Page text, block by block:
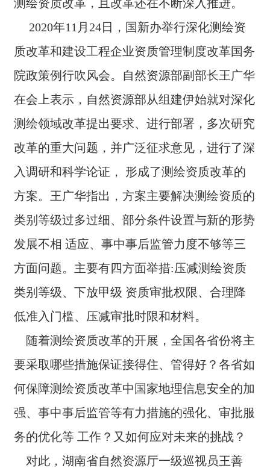
测绘资质改⾰，且改⾰还在不断深⼊推进。
2020年11⽉24⽇，国新办举行深化测绘资
质改⾰和建设⼯程企业资质管理制度改⾰国务
院政策例⾏吹风会。⾃然资源部副部⻓王广华
在会上表⽰，⾃然资源部从组建伊始就对深化
测绘领域改⾰提出要求、进⾏部署，多次研究
改⾰的重⼤问题，并⼴泛征求意⻅，进⾏了深
⼊调研和科学论证， 形成了测绘资质改⾰的
⽅案。王广华指出，⽅案主要解决测绘资质的
类别等级过多过细、部分条件设置与新的形势
发展不相 适应、事中事后监管⼒度不够等三
⽅⾯问题。主要有四⽅⾯举措:压减测绘资质
类别等级、下放甲级 资质审批权限、合理降
低准⼊⻔槛、压减审批时限和材料。
随着测绘资质改⾰的开展，全国各省份将主
要采取哪些措施保证接得住、管得好？各省如
何保障测绘资质改⾰中国家地理信息安全的加
强、事中事后监管等有⼒措施的强化、审批服
务的优化等 ⼯作？⼜如何应对未来的挑战？
对此，湖南省⾃然资源厅⼀级巡视员王善